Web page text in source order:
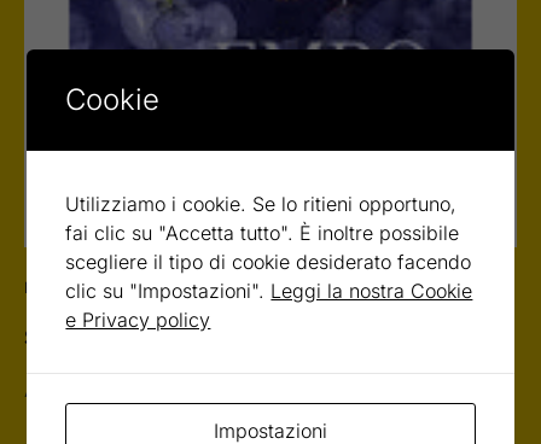
RASSEGNA STAMPA
Science and politics
An inteview about the freedom of research in Italy.
Cookie
Utilizziamo i cookie. Se lo ritieni opportuno,
fai clic su "Accetta tutto". È inoltre possibile
scegliere il tipo di cookie desiderato facendo
clic su "Impostazioni". Leggi la nostra Cookie
e Privacy policy
Impostazioni